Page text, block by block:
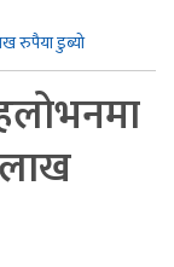
रुपैया डुब्यो